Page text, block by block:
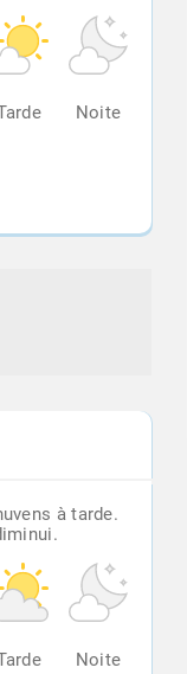
Noite
à tarde.
Noite